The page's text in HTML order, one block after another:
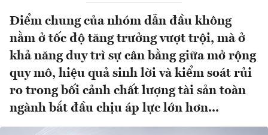
Điểm chung của nhóm dẫn đầu không
nằm ở tốc độ tăng trưởng vượt trội, mà ở
khả năng duy trì sự cân bằng giữa mở rộng
quy mô, hiệu quả sinh lời và kiểm soát rủi
ro trong bối cảnh chất lượng tài sản toàn
ngành bắt đầu chịu áp lực lớn hơn...